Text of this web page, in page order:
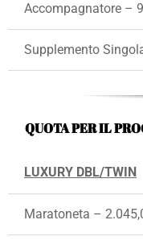
Accompagnatore –
Supplemento
QUOTA PER IL
LUXURY DBL/TWIN
Maratoneta –